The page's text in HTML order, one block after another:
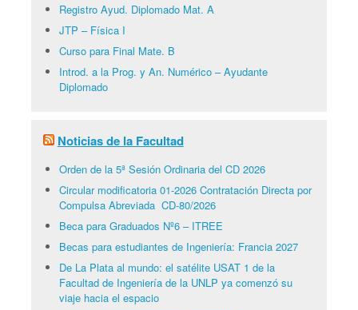
Registro Ayud. Diplomado Mat. A
JTP – Física I
Curso para Final Mate. B
Introd. a la Prog. y An. Numérico – Ayudante
Diplomado
Noticias de la Facultad
Orden de la 5ª Sesión Ordinaria del CD 2026
Circular modificatoria 01-2026 Contratación Directa por
Compulsa Abreviada CD-80/2026
Beca para Graduados Nº6 – ITREE
Becas para estudiantes de Ingeniería: Francia 2027
De La Plata al mundo: el satélite USAT 1 de la
Facultad de Ingeniería de la UNLP ya comenzó su
viaje hacia el espacio